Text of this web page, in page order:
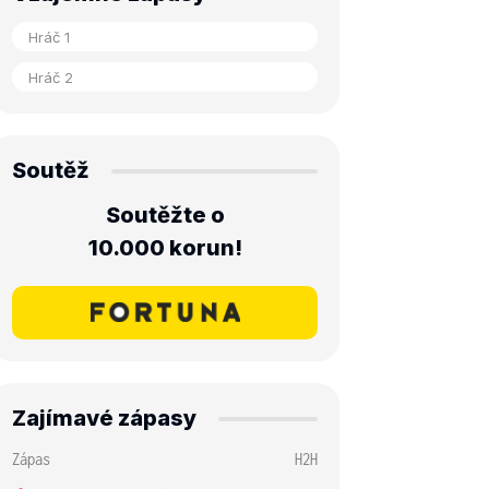
Soutěž
Soutěžte o
10.000 korun!
Zajímavé zápasy
Zápas
H2H